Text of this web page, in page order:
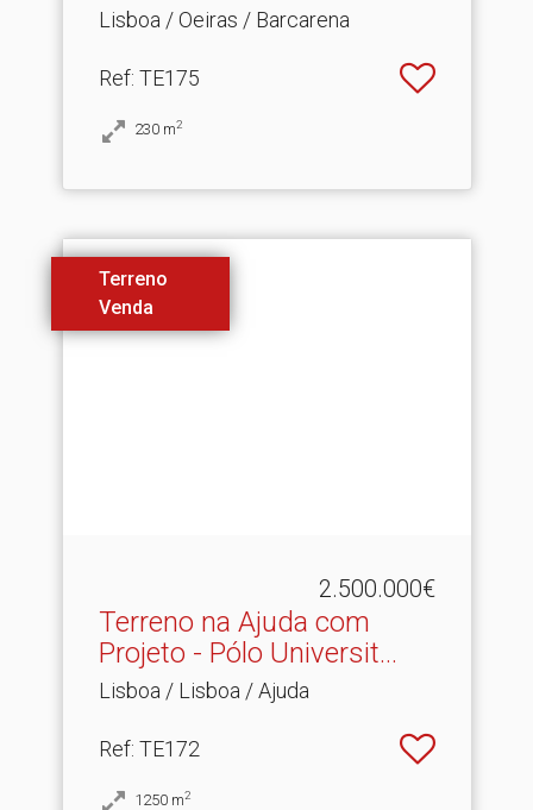
Lisboa / Oeiras / Barcarena
Ref: TE175
230 m2
Terreno
Venda
2.500.000€
Terreno na Ajuda com
Projeto - Pólo Universit.​..
Lisboa / Lisboa / Ajuda
Ref: TE172
1250 m2